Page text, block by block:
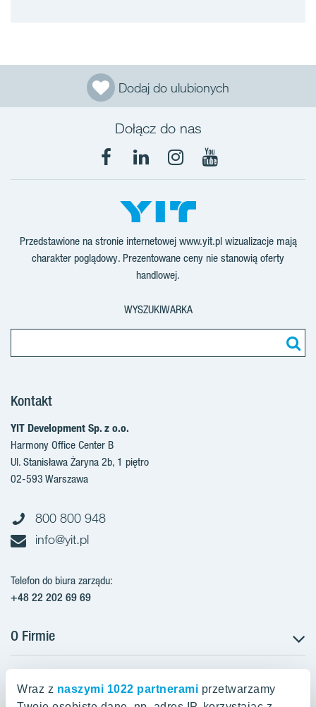
Wraz z naszymi 1022 partnerami przetwarzamy
Dodaj do ulubionych
Dołącz do nas
Facebook
LinkedInInstagram
YouTube
Przedstawione na stronie internetowej www.yit.pl wizualizacje mają
charakter poglądowy. Prezentowane ceny nie stanowią oferty
handlowej.
WYSZUKIWARKA
Kontakt
YIT Development Sp. z o.o.
Harmony Office Center B
Ul. Stanisława Żaryna 2b, 1 piętro
02-593 Warszawa
800 800 948
info@yit.pl
Telefon do biura zarządu:
+48 22 202 69 69
O Firmie
Projekty w przygotowaniu
Projekty zrealizowane
Projekty w Polsce